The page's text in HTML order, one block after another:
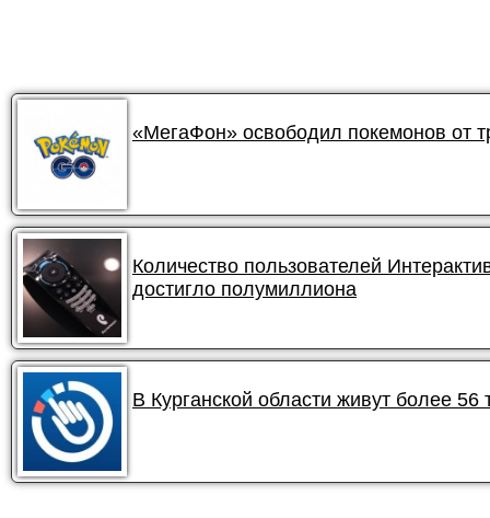
«МегаФон» освободил покемонов от
Количество пользователей
достигло полумиллиона
В Курганской области живут более